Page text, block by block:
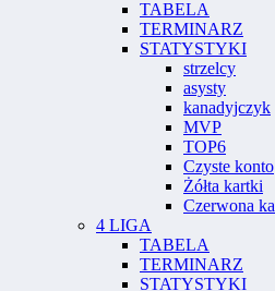
TABELA
TERMINARZ
STATYSTYKI
strzelcy
asysty
kanadyjczyk
MVP
TOP6
Czyste konto
Żółta kartki
Czerwona
4 LIGA
TABELA
TERMINARZ
STATYSTYKI